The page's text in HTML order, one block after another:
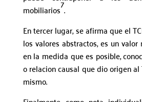
mobiliarios7.
En tercer lugar, se afirma que el
los valores abstractos, es un
en la medida que es posible,
o relacion causal que dio origen
mismo.